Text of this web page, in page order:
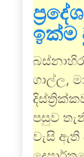
ඉක්ම
ගාල්ල,
පසුව
වැසි ඇති